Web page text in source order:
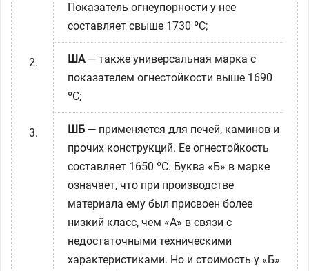
Показатель огнеупорности у нее
составляет свыше 1730 ºC;
ША— также универсальная марка с
показателем огнестойкости выше 1690
ºC;
ШБ — применяется для печей, каминов и
прочих конструкций. Ее огнестойкость
составляет 1650 ºC. Буква «Б» в марке
означает, что при производстве
материала ему был присвоен более
низкий класс, чем «А» в связи с
недостаточными техническими
характеристиками. Но и стоимость у «Б»